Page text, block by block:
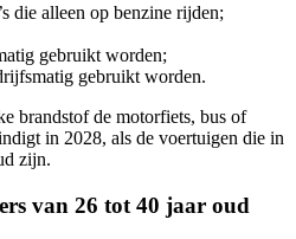
die alleen op benzine rijden;
gebruikt worden;
gebruikt worden.
brandstof de motorfiets, bus of
in 2028, als de voertuigen die in
zijn.
van 26 tot 40 jaar oud